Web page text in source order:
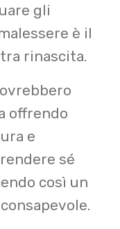
gli
è il
rinascita.
offrendo
e
sé
così un